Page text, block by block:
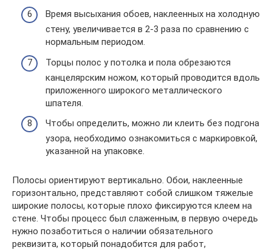
Время высыхания обоев, наклеенных на холодную
стену, увеличивается в 2-3 раза по сравнению с
нормальным периодом.
Торцы полос у потолка и пола обрезаются
канцелярским ножом, который проводится вдоль
приложенного широкого металлического
шпателя.
Чтобы определить, можно ли клеить без подгона
узора, необходимо ознакомиться с маркировкой,
указанной на упаковке.
Полосы ориентируют вертикально. Обои, наклеенные
горизонтально, представляют собой слишком тяжелые
широкие полосы, которые плохо фиксируются клеем на
стене. Чтобы процесс был слаженным, в первую очередь
нужно позаботиться о наличии обязательного
реквизита, который понадобится для работ,